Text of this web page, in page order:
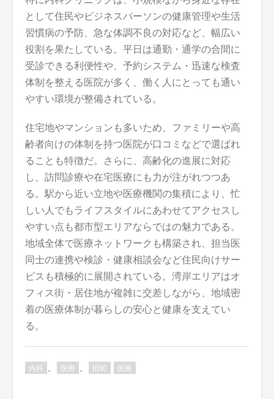
として住民やビジネスパーソンの健康管理や生活
習慣病の予防、急な体調不良の対応など、幅広い
役割を果たしている。平日は通勤・通学の合間に
受診できる利便性や、予約システム・迅速な検査
体制を整える医院が多く、働く人にとっても通い
やすい環境が整備されている。
住宅地やマンションも多いため、ファミリーや高
齢者向けの体制を持つ医院が口コミなどで選ばれ
ることも特徴だ。さらに、高齢化の進展に対応
し、訪問診療や在宅医療にも力が注がれつつあ
る。駅から近い立地や医療機関の集積により、忙
しい人でもライフスタイルにあわせてアクセスし
やすい点も都市型エリアならではの魅力である。
地域全体で医療ネットワークも構築され、担当医
同士の連携や検診・健康相談会など住民向けサー
ビスも積極的に展開されている。湾岸エリアはオ
フィス街・居住地が複雑に交差しながら、地域密
着の医療体制が暮らしの安心と健康を支えてい
る。
内科 医療 田町 医療